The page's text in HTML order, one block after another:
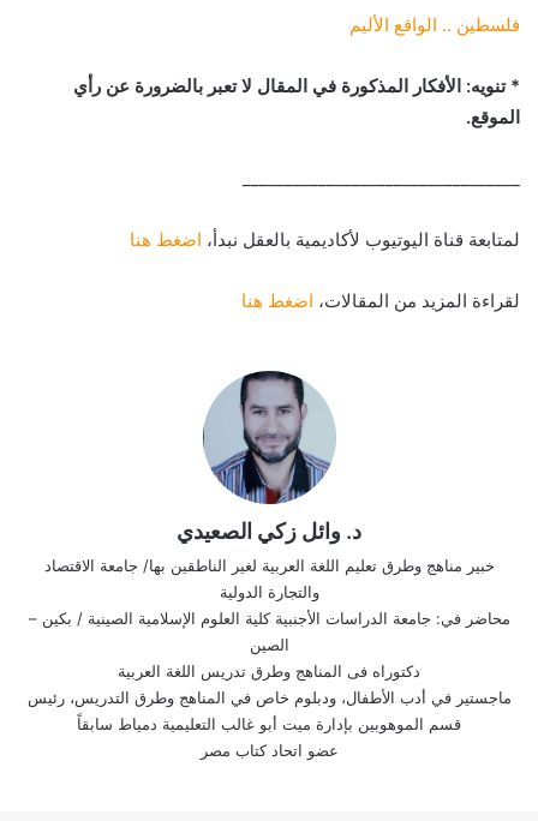
فلسطين .. الواقع الأليم
* تنويه: الأفكار المذكورة في المقال لا تعبر بالضرورة عن رأي
الموقع.
لمتابعة قناة اليوتيوب لأكاديمية بالعقل نبدأ، اضغط هنا
لقراءة المزيد من المقالات، اضغط هنا
د. وائل زكي الصعيدي
خبير مناهج وطرق تعليم اللغة العربية لغير الناطقين بها/ جامعة الاقتصاد
والتجارة الدولية
محاضر في: جامعة الدراسات الأجنبية كلية العلوم الإسلامية الصينية / بكين –
الصين
دكتوراه فى المناهج وطرق تدريس اللغة العربية
ماجستير في أدب الأطفال، ودبلوم خاص في المناهج وطرق التدريس، رئيس
قسم الموهوبين بإدارة ميت أبو غالب التعليمية دمياط سابقاً
عضو اتحاد كتاب مصر